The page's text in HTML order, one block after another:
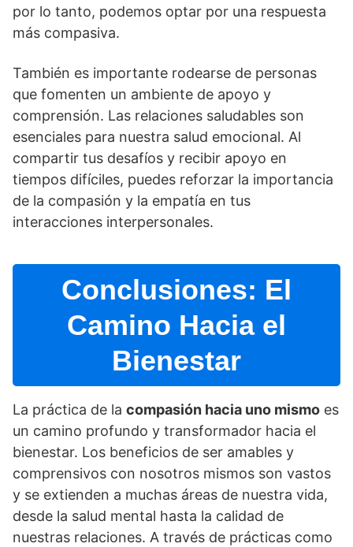
por lo tanto, podemos optar por una respuesta
más compasiva.
También es importante rodearse de personas
que fomenten un ambiente de apoyo y
comprensión. Las relaciones saludables son
esenciales para nuestra salud emocional. Al
compartir tus desafí­os y recibir apoyo en
tiempos difí­ciles, puedes reforzar la importancia
de la compasión y la empatí­a en tus
interacciones interpersonales.
Conclusiones: El
Camino Hacia el
Bienestar
La práctica de la compasión hacia uno mismo es
un camino profundo y transformador hacia el
bienestar. Los beneficios de ser amables y
comprensivos con nosotros mismos son vastos
y se extienden a muchas áreas de nuestra vida,
desde la salud mental hasta la calidad de
nuestras relaciones. A través de prácticas como